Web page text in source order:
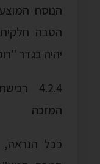
הנוסח
הטבה
יהיה בגדר
4.2.4
המזכה
ככל הנראה,